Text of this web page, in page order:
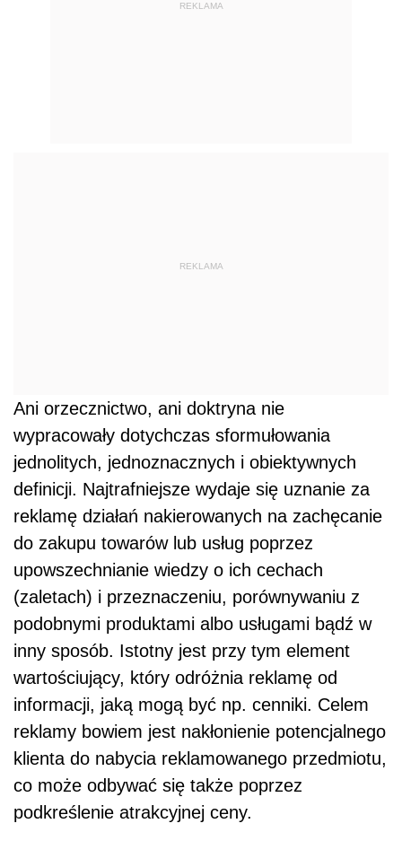
REKLAMA
REKLAMA
Ani orzecznictwo, ani doktryna nie
wypracowały dotychczas sformułowania
jednolitych, jednoznacznych i obiektywnych
definicji. Najtrafniejsze wydaje się uznanie za
reklamę działań nakierowanych na zachęcanie
do zakupu towarów lub usług poprzez
upowszechnianie wiedzy o ich cechach
(zaletach) i przeznaczeniu, porównywaniu z
podobnymi produktami albo usługami bądź w
inny sposób. Istotny jest przy tym element
wartościujący, który odróżnia reklamę od
informacji, jaką mogą być np. cenniki. Celem
reklamy bowiem jest nakłonienie potencjalnego
klienta do nabycia reklamowanego przedmiotu,
co może odbywać się także poprzez
podkreślenie atrakcyjnej ceny.